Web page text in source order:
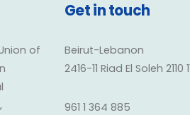
of
Get in touch
Beirut-Lebanon
2416-11 Riad El Soleh 2110
961 1 364 885